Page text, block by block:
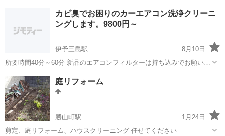
け8000〜16000(お掃除機能付は高くなります) 天井パッケージ、天吊
20000〜35000 室外機2000〜5000 抗菌2000〜5000 複数台の...
エアコン掃除
カビ臭でお困りのカーエアコン洗浄クリーニ
ングします。9800円～
伊予三島駅
8月10日
所要時間40分～60分 新品のエアコンフィルターは持ち込みでお願いし
ます。（交換は無料） 黄ばんだヘッドライト磨き、コーティング5000
円 ブレーキパット交換 5000円（ブレーキパットは持ち込み） その
他、点検、整備...
愛媛 四国中央市
カーエアコン
庭リフォーム
勝山町駅
1月24日
剪定、庭リフォーム、ハウスクリーニング 任せてください